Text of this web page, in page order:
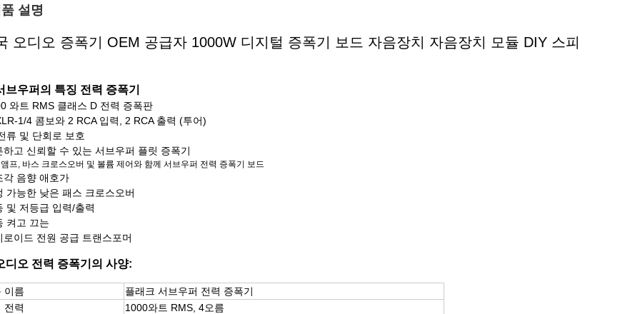
설명
오디오 증폭기 OEM 공급자 1000W 디지털 증폭기 보드 자음장치 자음장치 모듈 DIY 스피
브우퍼의 특징 전력 증폭기
와트 RMS 클래스 D 전력 증폭판
1/4 콤보와 2 RCA 입력, 2 RCA 출력 (투어)
류 및 단회로 보호
하고 신뢰할 수 있는 서브우퍼 플릿 증폭기
프, 바스 크로스오버 및 볼륨 제어와 함께 서브우퍼 전력 증폭기 보드
각 음향 애호가
가능한 낮은 패스 크로스오버
및 저등급 입력/출력
켜고 끄는
로이드 전원 공급 트랜스포머
디오 전력 증폭기의 사양:
이름
플래크 서브우퍼 전력 증폭기
전력
1000와트 RMS, 4오름